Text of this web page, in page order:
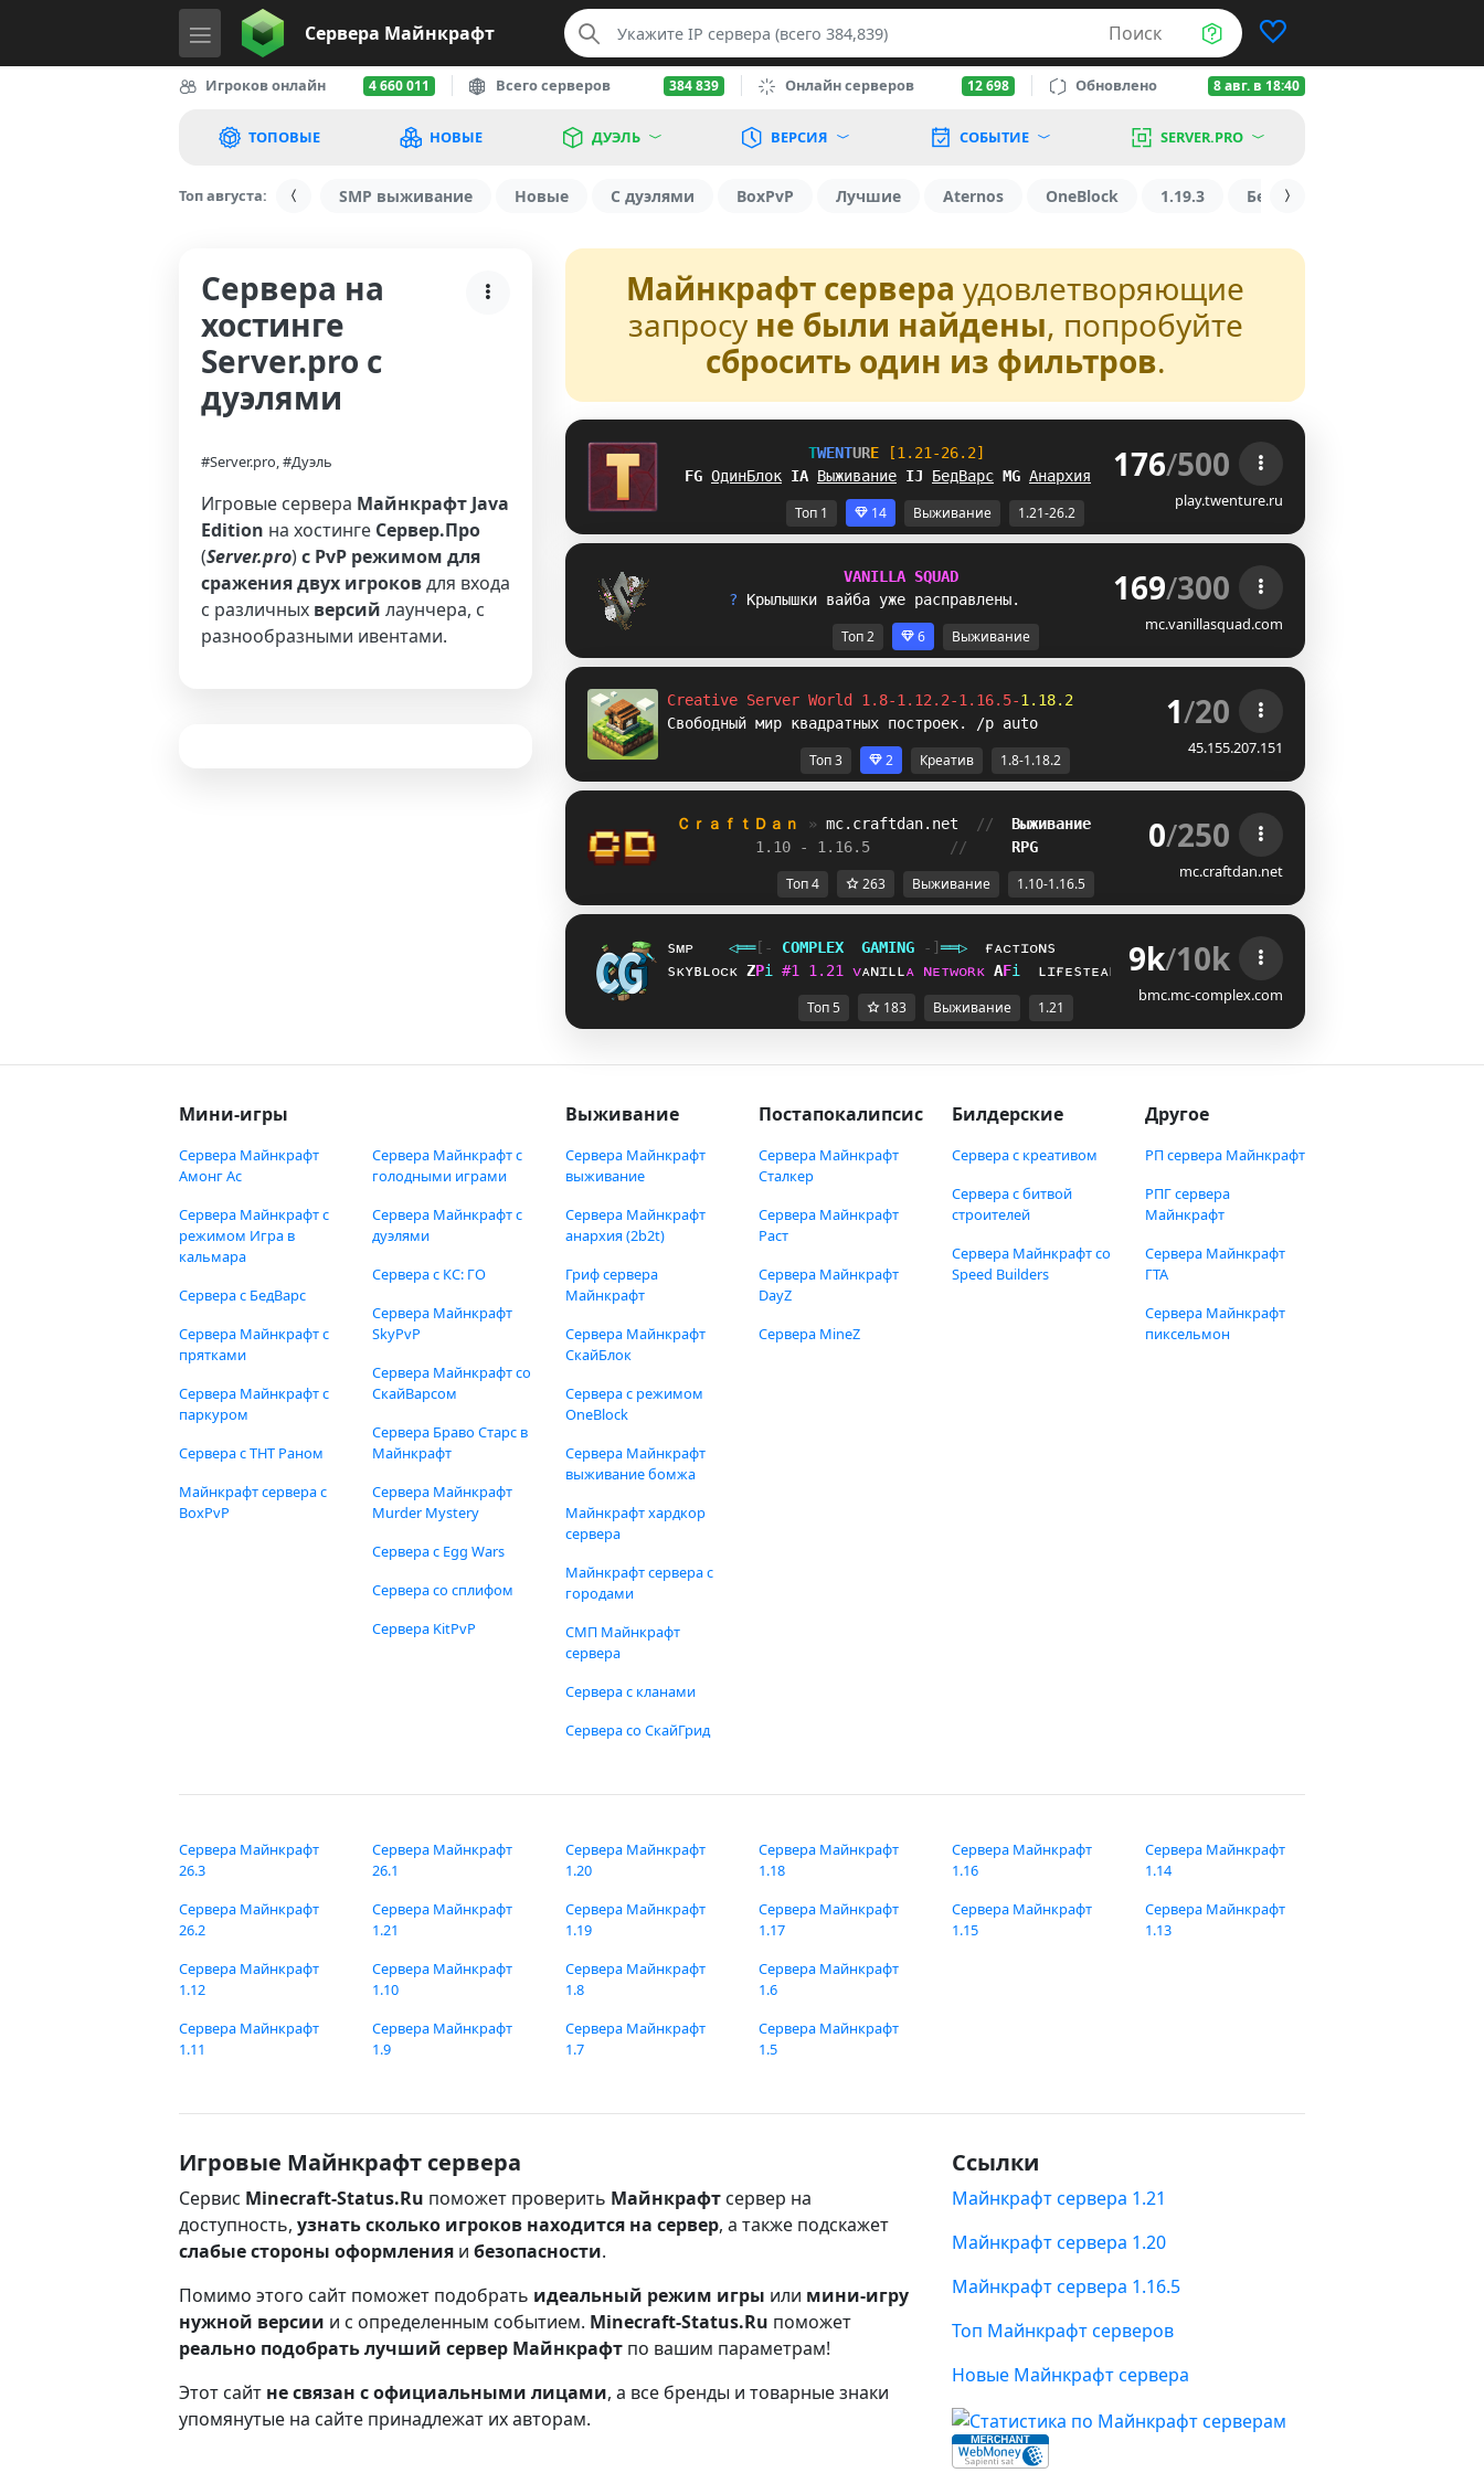
Сервера Майнкрафт Поиск
Игроков онлайн 4 660 011 Всего серверов 384 839 Онлайн серверов 12 698 Обновлено 8 авг. в 18:40
ТОПОВЫЕ НОВЫЕ ДУЭЛЬ ВЕРСИЯ СОБЫТИЕ SERVER.PRO
Топ августа: SMP выживание Новые С дуэлями BoxPvP Лучшие Aternos OneBlock 1.19.3 БедВарс
Сервера на
хостинге
Server.pro с
дуэлями
#Server.pro, #Дуэль
Игровые сервера Майнкрафт Java
Edition на хостинге Сервер.Про
(Server.pro)с PvP режимом для
сражения двух игроковдля входа
с различных версий лаунчера, с
разнообразными ивентами.
Майнкрафт сервера удовлетворяющие
запросу не были найдены, попробуйте
сбросить один из фильтров.
TWENTURE
[1.21-26.2]
UL ОдинБлок IO Выживание SU БедВарс [L Анархия 176/500
play.twenture.ru
Топ 1 14 Выживание 1.21-26.2
VANIL L A SQUAD
? Крылышки вайба уже расправлены. 169/300
mc.vanillasquad.com
Топ 2 6 Выживание
Creative Server World 1.8-1.12.2-1.16.5-1.18.2
Свободный мир квадратных построек. /p auto
1/20
45.155.207.151
Топ 3 2 Креатив 1.8-1.18.2
ＣｒａｆｔＤａｎ » mc.craftdan.net // Выживание
1.10 - 1.16.5
// RPG 0/250
mc.craftdan.net
Топ 4 263 Выживание 1.10-1.16.5
sᴍᴘ ◁══[‐ COMPL EX GAMING ‐]══▷
ғᴀᴄᴛɪᴏɴs
sᴋʏʙʟᴏᴄᴋ COi #1 1 . 21 ᴠᴀɴɪʟʟᴀ ɴᴇᴛᴡᴏʀᴋ SAi ʟɪғᴇsᴛᴇᴀʟ 9k/10k
bmc.mc-complex.com
Топ 5 183 Выживание 1.21
Мини-игры
Сервера Майнкрафт
Амонг Ас
Сервера Майнкрафт с
режимом Игра в
кальмара
Сервера с БедВарс
Сервера Майнкрафт с
прятками
Сервера Майнкрафт с
паркуром
Сервера с ТНТ Раном
Майнкрафт сервера с
BoxPvP
Сервера Майнкрафт с
голодными играми
Сервера Майнкрафт с
дуэлями
Сервера с КС: ГО
Сервера Майнкрафт
SkyPvP
Сервера Майнкрафт со
СкайВарсом
Сервера Браво Старс в
Майнкрафт
Сервера Майнкрафт
Murder Mystery
Сервера с Egg Wars
Сервера со сплифом
Сервера KitPvP
Выживание
Сервера Майнкрафт
выживание
Сервера Майнкрафт
анархия (2b2t)
Гриф сервера
Майнкрафт
Сервера Майнкрафт
СкайБлок
Сервера с режимом
OneBlock
Сервера Майнкрафт
выживание бомжа
Майнкрафт хардкор
сервера
Майнкрафт сервера с
городами
СМП Майнкрафт
сервера
Сервера с кланами
Сервера со СкайГрид
Постапокалипсис
Сервера Майнкрафт
Сталкер
Сервера Майнкрафт
Раст
Сервера Майнкрафт
DayZ
Сервера MineZ
Билдерские
Сервера с креативом
Сервера с битвой
строителей
Сервера Майнкрафт со
Speed Builders
Другое
РП сервера Майнкрафт
РПГ сервера
Майнкрафт
Сервера Майнкрафт
ГТА
Сервера Майнкрафт
пиксельмон
Сервера Майнкрафт
26.3
Сервера Майнкрафт
26.2
Сервера Майнкрафт
26.1
Сервера Майнкрафт
1.21
Сервера Майнкрафт
1.20
Сервера Майнкрафт
1.19
Сервера Майнкрафт
1.18
Сервера Майнкрафт
1.17
Сервера Майнкрафт
1.16
Сервера Майнкрафт
1.15
Сервера Майнкрафт
1.14
Сервера Майнкрафт
1.13
Сервера Майнкрафт
1.12
Сервера Майнкрафт
1.11
Сервера Майнкрафт
1.10
Сервера Майнкрафт
1.9
Сервера Майнкрафт
1.8
Сервера Майнкрафт
1.7
Сервера Майнкрафт
1.6
Сервера Майнкрафт
1.5
Игровые Майнкрафт сервера
Сервис Minecraft-Status.Ru поможет проверить Майнкрафт сервер на
доступность, узнать сколько игроков находится на сервер, а также подскажет
слабые стороны оформления и безопасности.
Помимо этого сайт поможет подобрать идеальный режим игры или мини-игру
нужной версии и с определенным событием. Minecraft-Status.Ru поможет
реально подобрать лучший сервер Майнкрафт по вашим параметрам!
Этот сайт не связан с официальными лицами, а все бренды и товарные знаки
упомянутые на сайте принадлежат их авторам.
Ссылки
Майнкрафт сервера 1.21
Майнкрафт сервера 1.20
Майнкрафт сервера 1.16.5
Топ Майнкрафт серверов
Новые Майнкрафт сервера